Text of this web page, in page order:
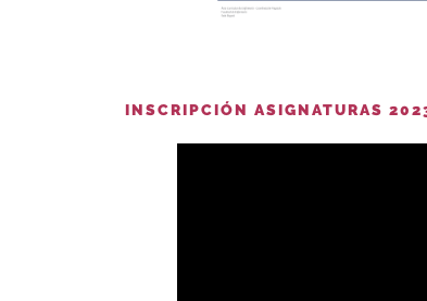
INSCRIPCIÓN ASIGNATURAS